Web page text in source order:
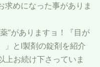
求めになった事がありま
”がありますョ！『目が
」とI製剤の錠剤を紹介
上お続け下さっていま